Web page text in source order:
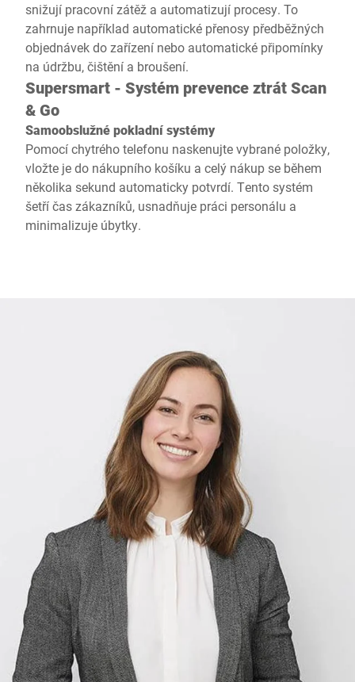
snižují pracovní zátěž a automatizují procesy. To
zahrnuje například automatické přenosy předběžných
objednávek do zařízení nebo automatické připomínky
na údržbu, čištění a broušení.
Supersmart - Systém prevence ztrát Scan
& Go
Samoobslužné pokladní systémy
Pomocí chytrého telefonu naskenujte vybrané položky,
vložte je do nákupního košíku a celý nákup se během
několika sekund automaticky potvrdí. Tento systém
šetří čas zákazníků, usnadňuje práci personálu a
minimalizuje úbytky.